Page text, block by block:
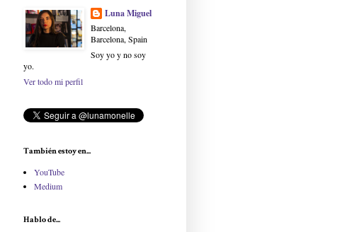
Luna Miguel
Barcelona,
Barcelona, Spain
Soy yo y no soy
yo.
Ver todo mi perfil
También estoy en...
YouTube
Medium
Hablo de...